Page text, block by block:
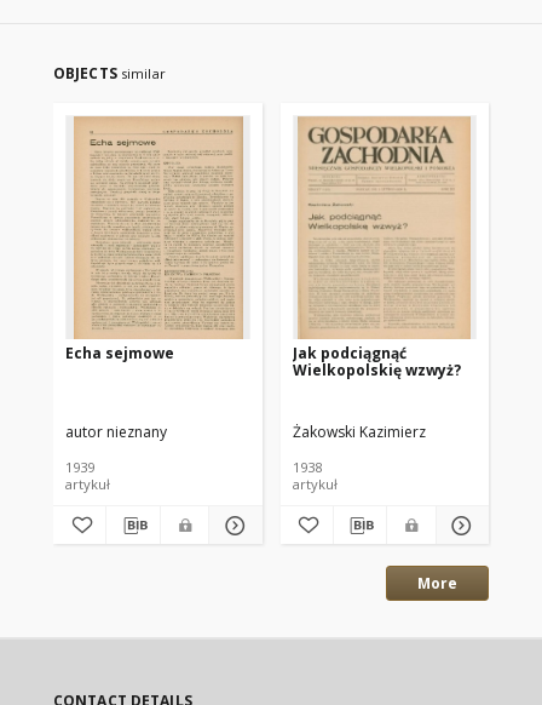
OBJECTS similar
Echa sejmowe
autor nieznany
1939
artykuł
Jak podciągnąć
Wielkopolskię wzwyż?
Żakowski Kazimierz
1938
artykuł
More
CONTACT DETAILS